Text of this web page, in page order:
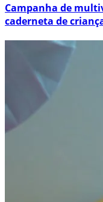
Campanha de
caderneta de